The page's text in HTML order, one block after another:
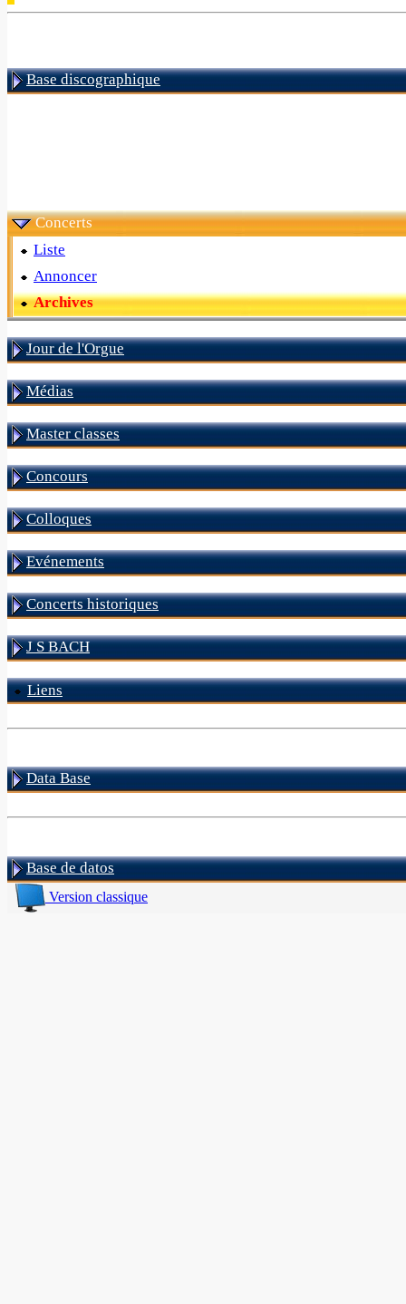
Base discographique
Concerts
Liste
Annoncer
Archives
Jour de l'Orgue
Médias
Master classes
Concours
Colloques
Evénements
Concerts historiques
J S BACH
Liens
Data Base
Base de datos
Version classique